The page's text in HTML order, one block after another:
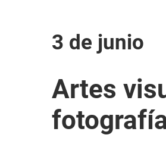
3 de junio
Artes